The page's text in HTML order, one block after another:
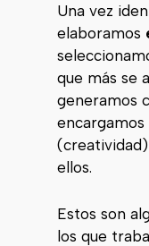
Una vez
elaboramos
que más se
generamos
ellos.
Estos son
los que